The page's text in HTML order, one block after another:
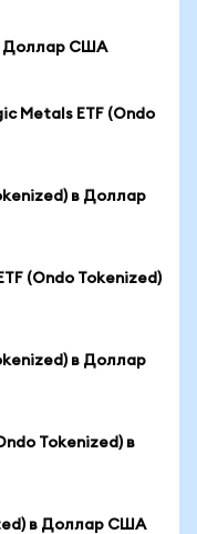
Доллар США
Metals ETF (Ondo
в Доллар
(Ondo Tokenized)
в Доллар
Tokenized) в
в Доллар США